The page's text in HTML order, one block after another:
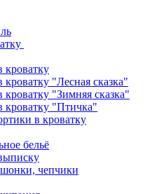
кроватку
кроватку "Лесная сказка"
кроватку "Зимняя сказка"
кроватку "Птичка"
в кроватку
бельё
чепчики